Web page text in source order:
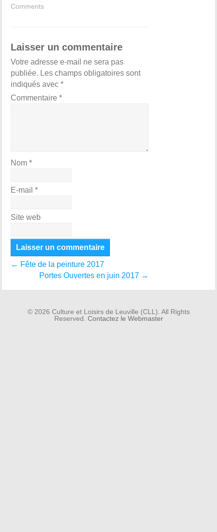
Comments
Laisser un commentaire
Votre adresse e-mail ne sera pas
publiée. Les champs obligatoires sont
indiqués avec*
Commentaire*
Nom*
E-mail*
Site web
← Fête de la peinture 2017
Portes Ouvertes en juin 2017 →
© 2026 Culture et Loisirs de Leuville (CLL). All Rights
Reserved. Contactez le Webmaster